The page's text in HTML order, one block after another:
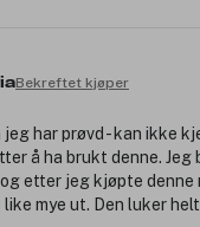
Bekreftet kjøper
jeg har prøvd - kan ikke
å ha brukt denne. Jeg
etter jeg kjøpte denne
mye ut. Den luker